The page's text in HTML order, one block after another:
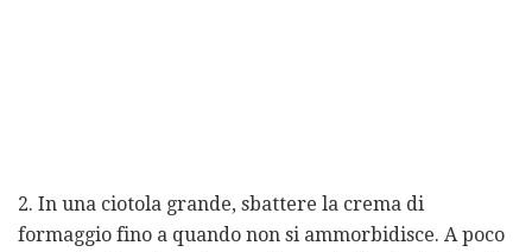
2. In una ciotola grande, sbattere la crema di
formaggio fino a quando non si ammorbidisce. A poco